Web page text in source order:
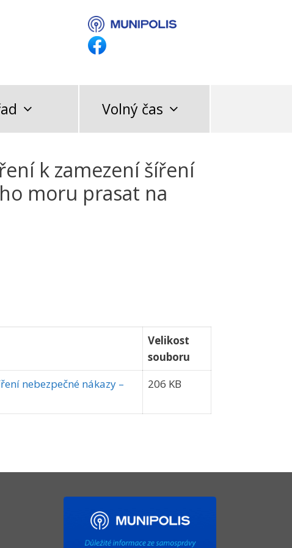
Volný čas
k zamezení šíření
moru prasat na
Velikost
souboru
nebezpečné nákazy –
206 KB